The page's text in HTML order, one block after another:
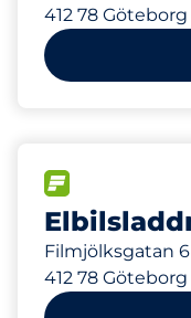
412 78 Göteborg
Filmjölksgatan 6
412 78 Göteborg
219 m